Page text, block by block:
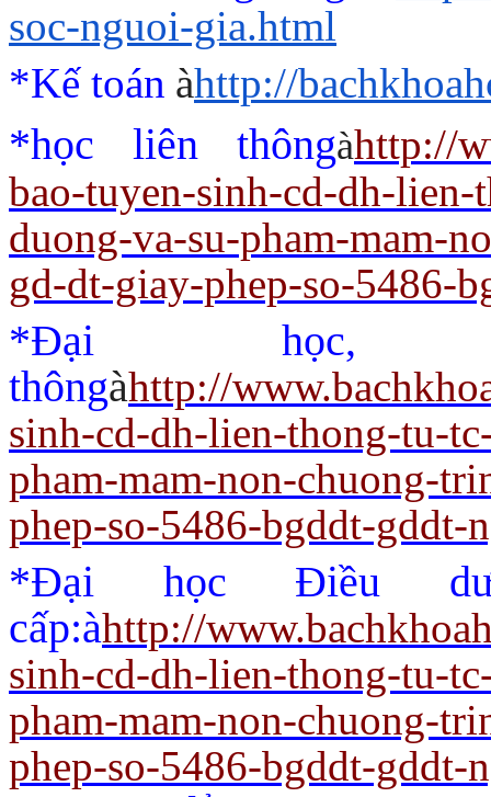
soc-nguoi-gia.html
*Kế toán àhttp://
*học liên thôngàhttp://
bao-tuyen-sinh-cd-dh-
duong-va-su-pham-mam-
gd-dt-giay-phep-so-5486-
*Đại học,
thôngàhttp://
sinh-cd-dh-lien-thong-tu-
pham-mam-non-chuong-
phep-so-5486-bgddt-gddt-
*Đại học Điều
cấp:àhttp://
sinh-cd-dh-lien-thong-tu-
pham-mam-non-chuong-
phep-so-5486-bgddt-gddt-